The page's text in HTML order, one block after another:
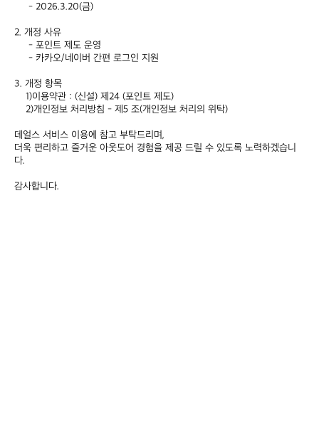
2. 개정 사유
3. 개정 항목
데얼스 서비스 이용에 참고 부탁드리며,
더욱 편리하고 즐거운 아웃도어 경험을 제공 드릴 수 있도록 노력하겠습니
다.
감사합니다.